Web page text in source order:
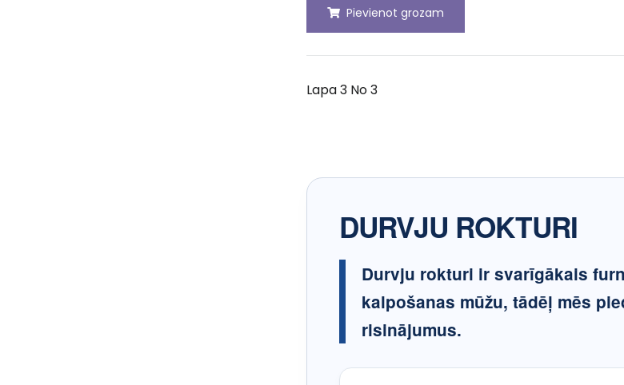
Pievienot grozam
Lapa 3 No 3
DURVJU ROKTURI
Durvju rokturi ir svarīgākais
kalpošanas mūžu, tādēļ mēs
risinājumus.